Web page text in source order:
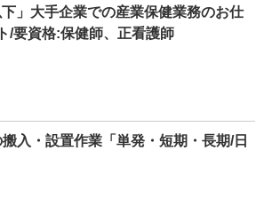
」大手企業での産業保健業務のお仕
/要資格:保健師、正看護師
入・設置作業「単発・短期・長期/日